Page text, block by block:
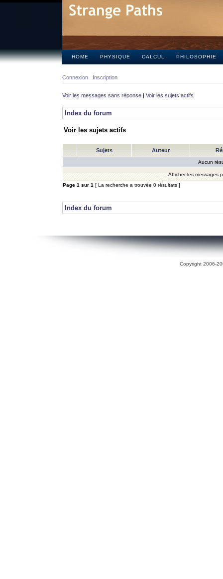
HOME PHYSIQUE CALCUL PHILOSOPHIE
Connexion Inscription
Voir les messages sans réponse | Voir les sujets actifs
Index du forum
Voir les sujets actifs
Sujets Auteur
Aucun
Afficher les messages
Page 1 sur 1 [ La recherche a trouvée 0 résultats ]
Index du forum
Copyright 2006-